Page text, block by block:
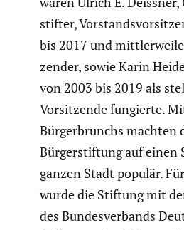
stifter,
bis 2017 und
zender, sowie Karin
von 2003 bis 2019 als
Vorsit­zende fungierte.
Bürger­brunchs machten
Bürger­stif­tung auf einen
ganzen Stadt populär.
wurde die Stiftung mit
des Bundes­ver­bands